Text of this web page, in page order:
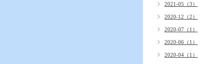
2021-05（3）
2020-12（2）
2020-07（1）
2020-06（1）
2020-04（1）